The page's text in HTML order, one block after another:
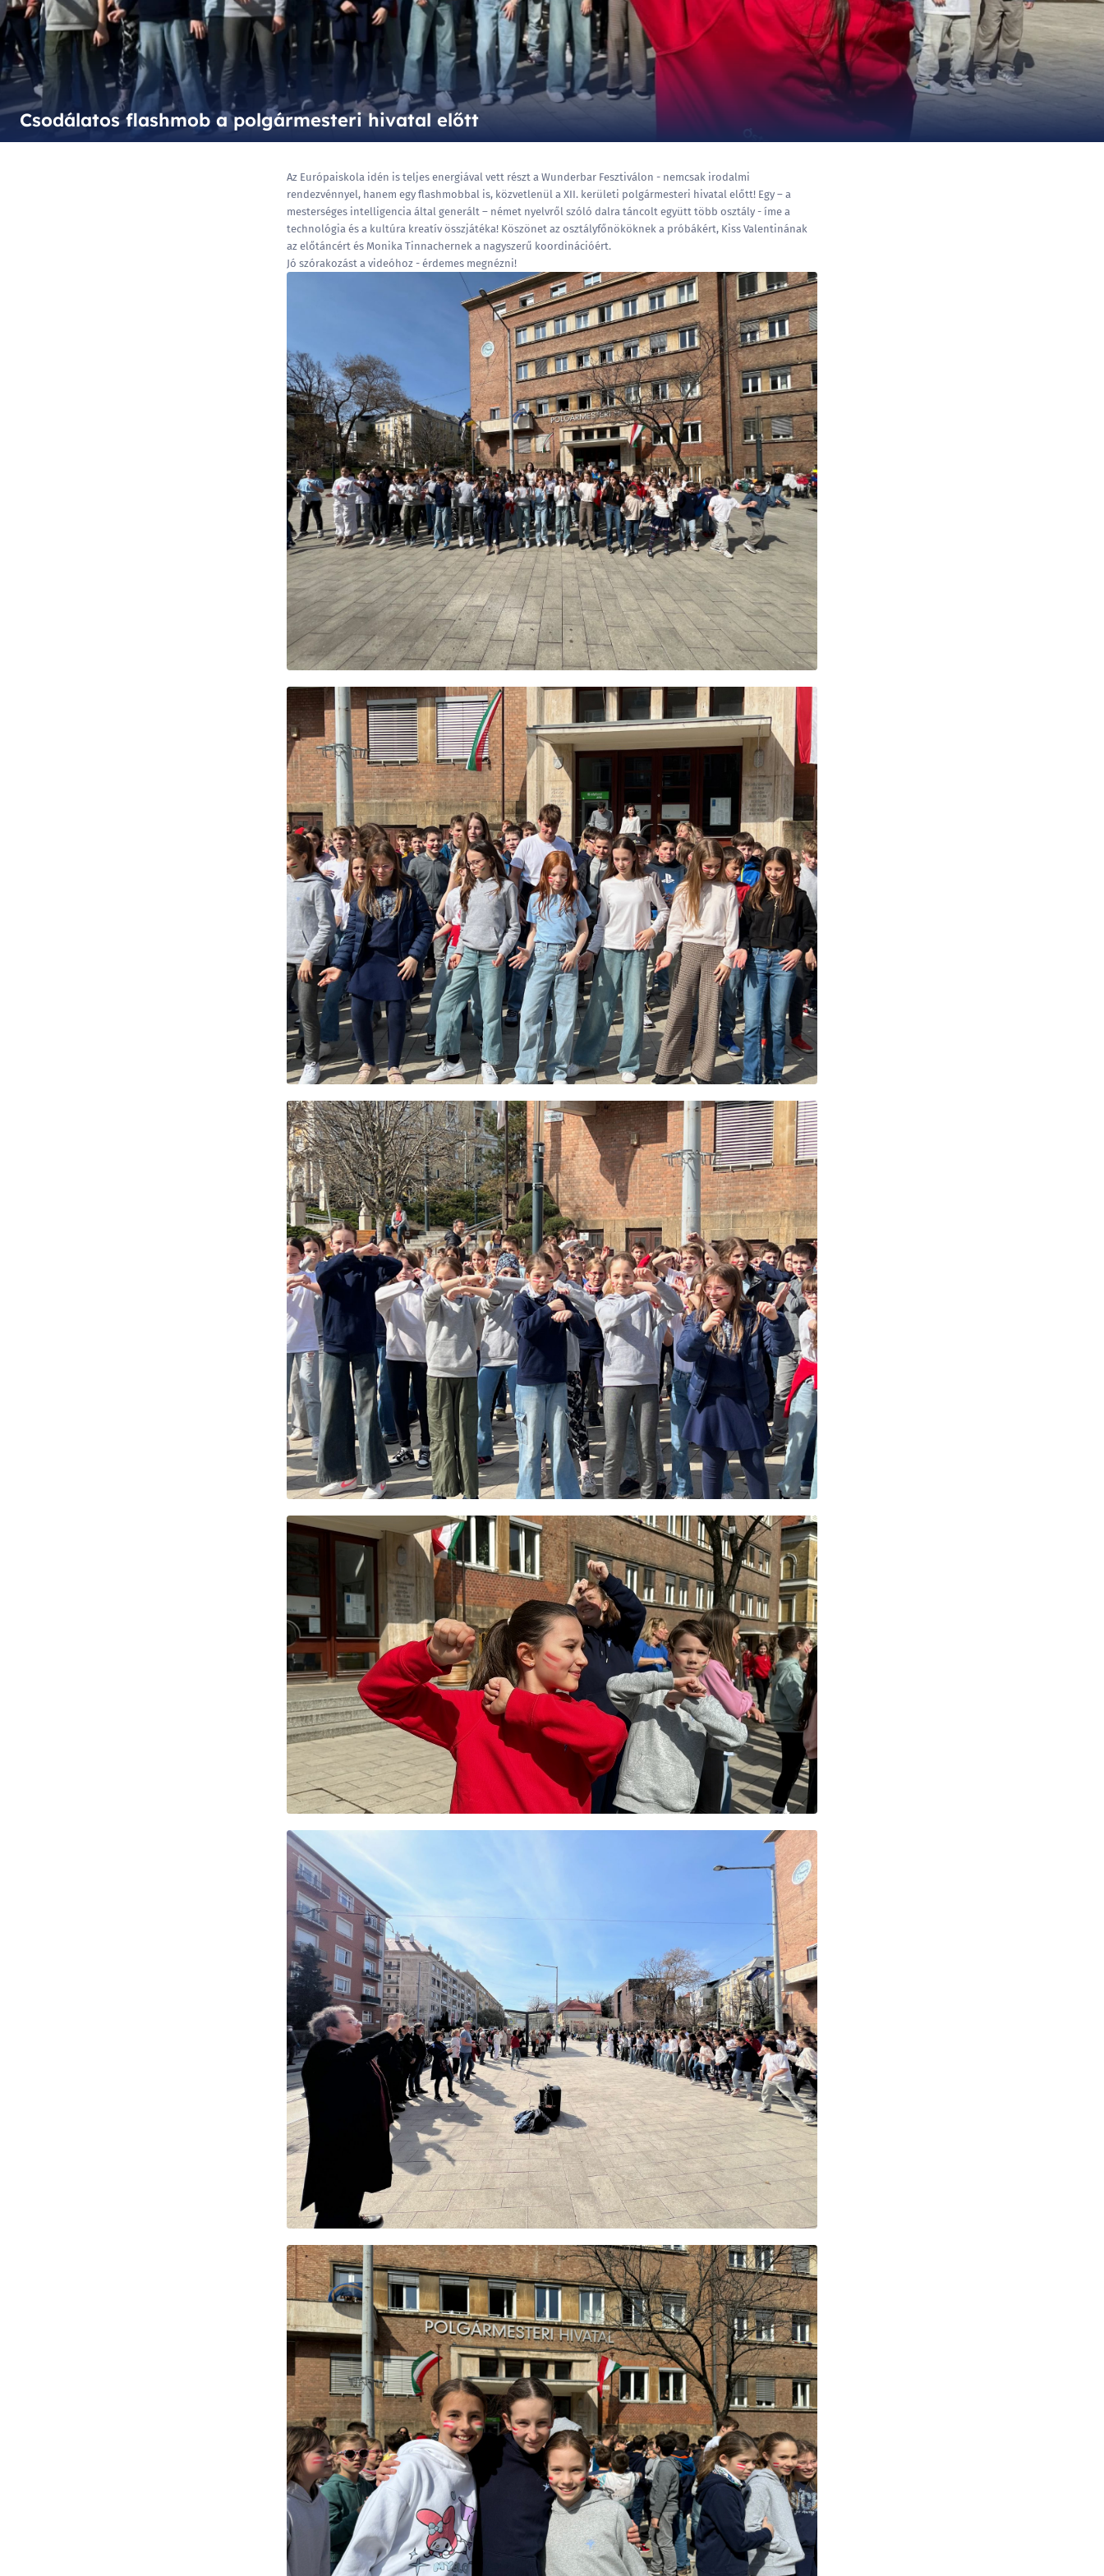
Csodálatos flashmob a polgármesteri hivatal előtt
Az Európaiskola idén is teljes energiával vett részt a Wunderbar Fesztiválon - nemcsak irodalmi
rendezvénnyel, hanem egy flashmobbal is, közvetlenül a XII. kerületi polgármesteri hivatal előtt! Egy – a
mesterséges intelligencia által generált – német nyelvről szóló dalra táncolt együtt több osztály - íme a
technológia és a kultúra kreatív összjátéka! Köszönet az osztályfőnököknek a próbákért, Kiss Valentinának
az előtáncért és Monika Tinnachernek a nagyszerű koordinációért.
Jó szórakozást a videóhoz - érdemes megnézni!